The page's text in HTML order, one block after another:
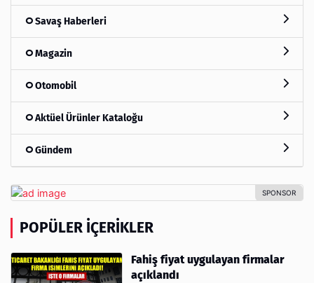
Savaş Haberleri
Magazin
Otomobil
Aktüel Ürünler Kataloğu
Gündem
POPÜLER İÇERIKLER
Fahiş fiyat uygulayan firmalar
açıklandı